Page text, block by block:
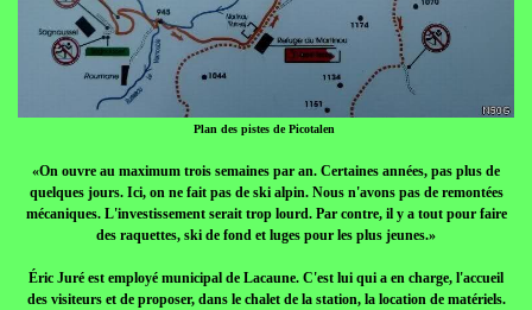
Plan des pistes de Picotalen
«On ouvre au maximum trois semaines par an. Certaines années, pas plus de
quelques jours. Ici, on ne fait pas de ski alpin. Nous n'avons pas de remontées
mécaniques. L'investissement serait trop lourd. Par contre, il y a tout pour faire
des raquettes, ski de fond et luges pour les plus jeunes.»
Éric Juré est employé municipal de Lacaune. C'est lui qui a en charge, l'accueil
des visiteurs et de proposer, dans le chalet de la station, la location de matériels.